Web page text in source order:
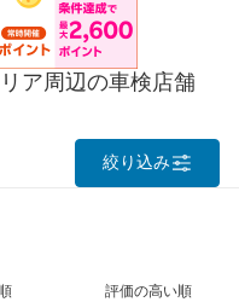
ア周辺の車検店舗
絞り込み
評価の高い順